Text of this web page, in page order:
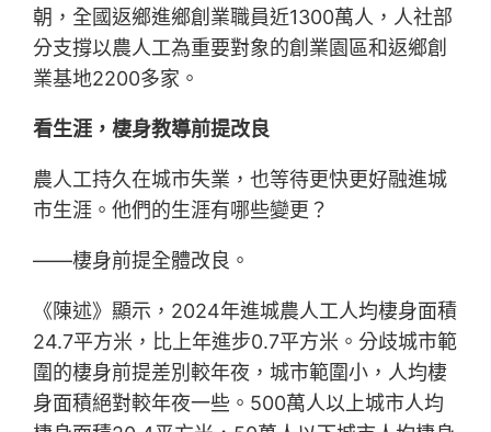
朝，全國返鄉進鄉創業職員近1300萬人，人社部
分支撐以農人工為重要對象的創業園區和返鄉創
業基地2200多家。
看生涯，棲身教導前提改良
農人工持久在城市失業，也等待更快更好融進城
市生涯。他們的生涯有哪些變更？
——棲身前提全體改良。
《陳述》顯示，2024年進城農人工人均棲身面積
24.7平方米，比上年進步0.7平方米。分歧城市範
圍的棲身前提差別較年夜，城市範圍小，人均棲
身面積絕對較年夜一些。500萬人以上城市人均